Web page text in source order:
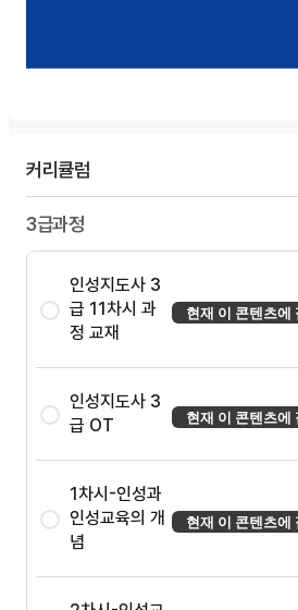
커리큘럼
3급과정
인성지도사 3
급 11차시 과
정 교재
현재 이 콘텐츠에
인성지도사 3
급 OT
현재 이 콘텐츠에
1차시-인성과
인성교육의 개
념
현재 이 콘텐츠에